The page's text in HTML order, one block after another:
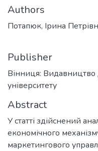
Authors
Потапюк, Ірина
Publisher
Вінниця:
університету
Abstract
У статті здійснений
економічного
маркетингового